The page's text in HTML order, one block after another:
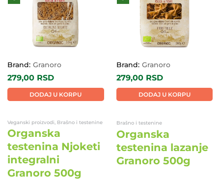
Brand: Granoro
279,00 RSD
DODAJ U KORPU
Brand: Granoro
279,00 RSD
DODAJ U KORPU
Veganski proizvodi, Brašno i testenine
Organska
testenina Njoketi
integralni
Granoro 500g
Brašno i testenine
Organska
testenina lazanje
Granoro 500g